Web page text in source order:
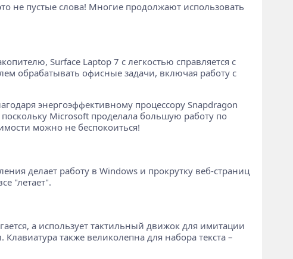
не пустые слова! Многие продолжают использовать
Surface Laptop 7 с легкостью справляется с
обрабатывать офисные задачи, включая работу с
энергоэффективному процессору Snapdragon
Microsoft проделала большую работу по
можно не беспокоиться!
делает работу в Windows и прокрутку веб-страниц
"летает".
а использует тактильный движок для имитации
также великолепна для набора текста –